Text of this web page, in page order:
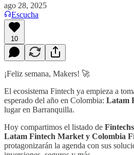
ago 28, 2025
Escucha
10
¡Feliz semana, Makers! 🚀
El ecosistema Fintech ya empieza a
esperado del año en Colombia: Latam
lugar en Barranquilla.
Hoy compartimos el listado de
Latam Fintech Market y Colombia
protagonizarán la agenda con sus